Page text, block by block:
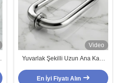
Video
Yuvarlak Şekilli Uzun Ana Kapı
Kapı Kolları
En İyi Fiyatı Alın